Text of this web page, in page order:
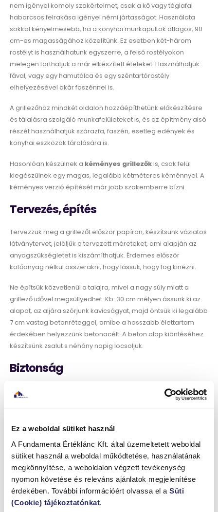
Ez a weboldal sütiket használ
A Fundamenta Értéklánc Kft. által üzemeltetett weboldal
sütiket használ a weboldal működtetése, használatának
megkönnyítése, a weboldalon végzett tevékenység
nyomon követése és releváns ajánlatok megjelenítése
érdekében. További információért olvassa el a Süti
(Cookie) tájékoztatónkat.
nem igényel komoly szakértelmet, csak a kő vagy téglafal
habarcsos felrakása igényel némi jártasságot. Használata
sokkal kényelmesebb, ha a konyhai munkapultok átlagos, 90
cm-es magasságához közelítünk. Ez esetben két-három
rostélyt is használhatunk egyszerre, a felső rostélyokon
melegen tarthatjuk a már elkészített ételeket. Használhatjuk
fával, vagy egy hamutálca és egy széntartórostély
elhelyezésével akár faszénnel is.
A grillezőhöz mindkét oldalon hozzáépíthetünk előkészítésre
és tálalásra szolgáló munkafelületeket is, és az építmény alsó
részét használhatjuk szárazfa, faszén, esetleg edények és
konyhai eszközök tárolására is.
Hasonlóan készülnek a kéményes grillezőkis, csak felül
kiegészülnek egy magas, legalább kétméteres kéménnyel. A
kéményes verzió építését már jobb szakemberre bízni.
Tervezés, építés
Tervezzük meg a grillezőt először papíron, készítsünk vázlatos
látványtervet, jelöljük a tervezett méreteket, ami alapján az
anyagszükségletet is kiszámíthatjuk. Érdemes először
kötőanyag nélkül összerakni, hogy lássuk, hogy fog kinézni.
Ne építsük közvetlenül a talajra, mivel a nagy súly miatt a
grillező idővel megsüllyedhet. Kb. 30 cm mélyen ássunk ki az
alapot, az aljára szórjunk kavicságyat, majd öntsük ki legalább
7 cm vastag betonréteggel, amibe a hosszabb élettartam
érdekében helyezzünk betonacélt. A beton alap kiöntéséhez
készítsünk zsalut s néhány napig locsoljuk.
Biztonság
A begyújtásnál, főként a faszén használatánál grillbegyújtó
folyadékot használjunk, soha ne spirituszt vagy benzint, mivel
fanyelű eszközöket és húsvillát. Ne engedjük a gyermekeket
az oltáshoz, de hasznos lehet egy házi tűzoltó készülék is.